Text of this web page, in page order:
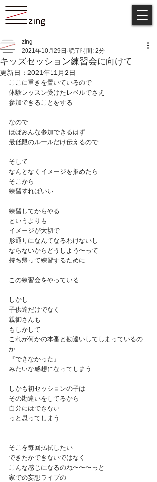
キッズセッション練習会に向けて
zing
2021年10月29日 読了時間: 2分
更新日： 2021年11月2日
ここに重きを置いているので
体験レッスン受けたレベルでさえ
参加できることをする
なので
ほぼみんな参加できるはず
最低限のルールだけ伝えるので
そして
なんとなくイメージを掴めたら
そこから
練習すればいい
練習してからやる
というよりも
イメージが大切で
形通りになんてなるわけないし
ならないからどうしよう〜って
持ち帰って練習するために
この練習会をやっている
しかし
子供達だけでなく
親御さんも
もしかして
これが何かの本番と勘違いしてしまっているの
か
『できなかった』
みたいな感想になってしまう
しかも初セッションの子は
その勘違いをしてるから
自分にはできない
っと思ってしまう
そこを毎回払拭したい
できたかできないではなく
こんな感じになるのね〜〜〜っと
家での妄想ライブの